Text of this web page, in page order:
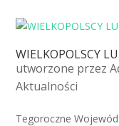
WIELKOPOLSCY
utworzone przez
Aktualności
Tegoroczne